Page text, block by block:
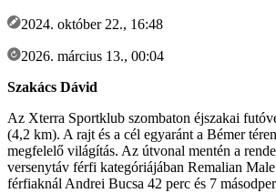
2024. október 22., 16:48
2026. március 13., 00:04
Szakács Dávid
Az Xterra Sportklub szombaton éjszakai
(4,2 km). A rajt és a cél egyaránt a Bémer
megfelelő világítás. Az útvonal mentén a
versenytáv férfi kategóriájában Remalian
férfiaknál Andrei Bucsa 42 perc és 7